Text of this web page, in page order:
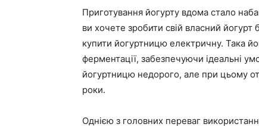
Приготування йогурту вдома стало
ви хочете зробити свій власний йогурт
купити йогуртницю електричну. Така
ферментації, забезпечуючи ідеальні
йогуртницю недорого, але при цьому
роки.
Однією з головних переваг